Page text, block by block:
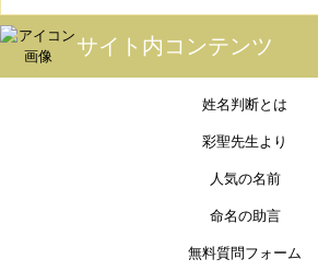
サイト内コンテンツ
姓名判断とは
彩聖先生より
人気の名前
命名の助言
無料質問フォーム